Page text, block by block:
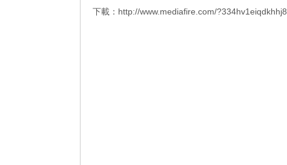
下載： http://www.mediafire.com/?334hv1eiqdkhhj8